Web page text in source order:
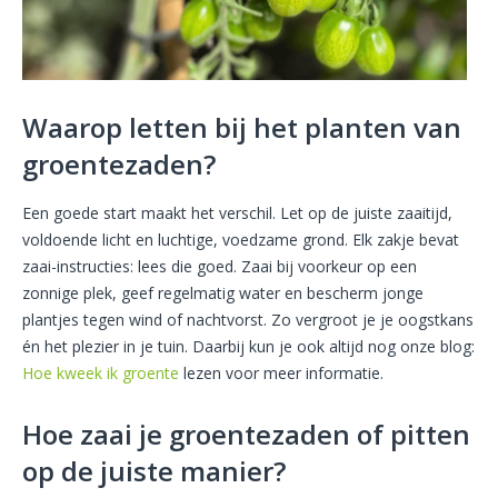
Waarop letten bij het planten van
groentezaden?
Een goede start maakt het verschil. Let op de juiste zaaitijd,
voldoende licht en luchtige, voedzame grond. Elk zakje bevat
zaai-instructies: lees die goed. Zaai bij voorkeur op een
zonnige plek, geef regelmatig water en bescherm jonge
plantjes tegen wind of nachtvorst. Zo vergroot je je oogstkans
én het plezier in je tuin. Daarbij kun je ook altijd nog onze blog:
Hoe kweek ik groente lezen voor meer informatie.
Hoe zaai je groentezaden of pitten
op de juiste manier?